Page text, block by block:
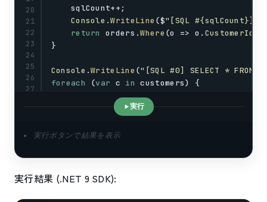
20
21
22
23
24
25
26
27
sqlCount++;
Console .WriteLine ($"[SQL #{sqlCount}]
return
orders .Where (o => o . CustomerId
}
Console .WriteLine ("[SQL #0] SELECT * FROM
foreach
(var c in customers) {
cOrders = GetOrdersByCustomer
WriteLine
Console.WriteLine
実行
▸ 実行ボタンで結果を表示
実行結果 (.NET 9 SDK):